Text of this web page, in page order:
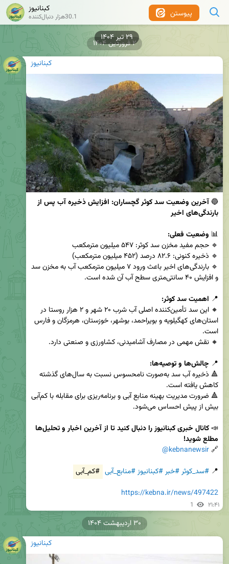
۲۹ تیر ۱۴۰۴
پیوستن کبنانیوز
30.1هزار دنبال‌کننده
کبنانیوز
🔵
آخرین وضعیت سد کوثر گچساران: افزایش ذخیره آب پس از
بارندگی‌های اخیر
📊 وضعیت فعلی:
📍 اهمیت سد کوثر:
📍 چالش‌ها و توصیه‌ها:
📣
مطلع شوید!
🔗
@kebnanewsir
📍 #سد_کوثر#خبر#کبنانیوز#منابع_آبی #کم_آبی
https://kebna.ir/news/497422
1 ۲۱:۴۱
۲ فروردین ۱۴۰۴
کبنانیوز
۳۰ اردیبهشت ۱۴۰۴